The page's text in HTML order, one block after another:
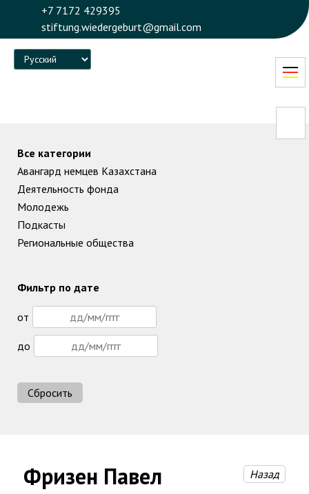
+7 7172 429395
stiftung.wiedergeburt@gmail.com
Language
Фризен Павел Назад
Все категории
Авангард немцев Казахстана
Деятельность фонда
Молодежь
Подкасты
Региональные общества
Фильтр по дате
от
до
Сбросить